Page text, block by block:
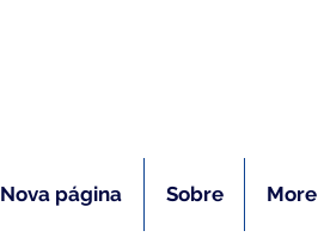
Nova página Sobre More